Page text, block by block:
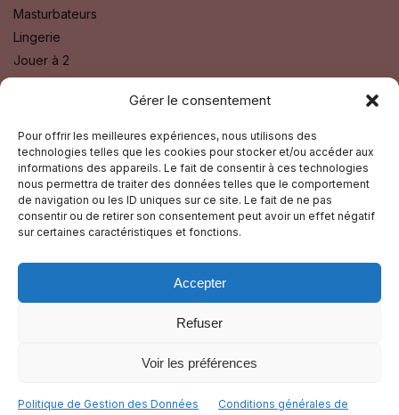
Gérer le consentement
Pour offrir les meilleures expériences, nous utilisons des
technologies telles que les cookies pour stocker et/ou accéder aux
informations des appareils. Le fait de consentir à ces technologies
nous permettra de traiter des données telles que le comportement
de navigation ou les ID uniques sur ce site. Le fait de ne pas
consentir ou de retirer son consentement peut avoir un effet négatif
sur certaines caractéristiques et fonctions.
Accepter
Refuser
Voir les préférences
Politique de Gestion des Données Conditions générales de
Masturbateurs
Lingerie
Jouer à 2
Sextoys
Fétichisme SM
SUIVEZ-NOUS SUR :
Facebook